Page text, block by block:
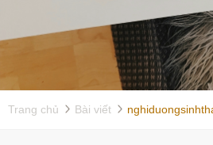
Trang chủ Bài viết